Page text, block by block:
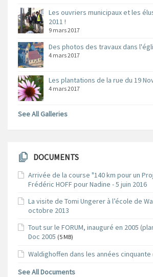
Les ouvriers municipaux et les
2011 !
9 mars 2017
Des photos des travaux dans
4 mars 2017
Les plantations de la rue du 19
4 mars 2017
See All Galleries
DOCUMENTS
Arrivée de la course "140 km pour un
Frédéric HOFF pour Nadine - 5 juin 2016
La visite de Tomi Ungerer à l’école de
octobre 2013
Tout sur le FORUM, inauguré en 2005
Doc 2005 (5 MB)
Waldighoffen dans les années cinquante
See All Documents